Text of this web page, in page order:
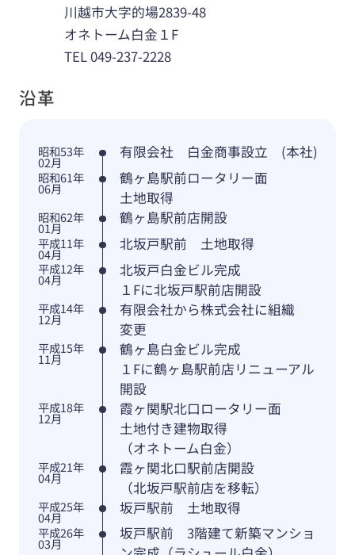
川越市大字的場2839-48
オネトーム白金１F
TEL 049-237-2228
沿革
昭和53年
02月
有限会社 白金商事設立 (本社)
昭和61年
06月
鶴ヶ島駅前ロータリー面
土地取得
昭和62年
01月
鶴ヶ島駅前店開設
平成11年
04月
北坂戸駅前 土地取得
平成12年
04月
北坂戸白金ビル完成
１Fに北坂戸駅前店開設
平成14年
12月
有限会社から株式会社に組織
変更
平成15年
11月
鶴ヶ島白金ビル完成
１Fに鶴ヶ島駅前店リニューアル
開設
平成18年
12月
霞ヶ関駅北口ロータリー面
土地付き建物取得
（オネトーム白金）
平成21年
04月
霞ヶ関北口駅前店開設
（北坂戸駅前店を移転）
平成25年
04月
坂戸駅前 土地取得
平成26年
03月
坂戸駅前 3階建て新築マンショ